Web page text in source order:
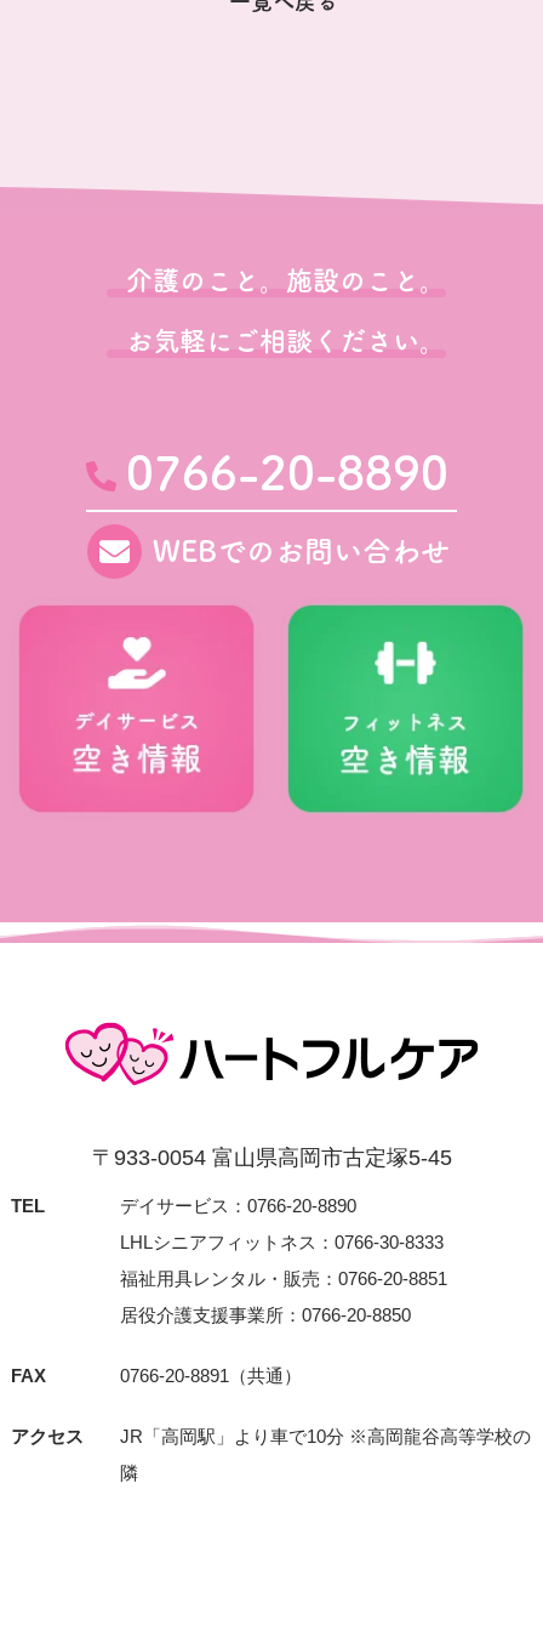
介護のこと。施設のこと。
お気軽にご相談ください。
0766-20-8890
WEBでのお問い合わせ
〒933-0054 富⼭県⾼岡市古定塚5-45
TEL
デイサービス：0766-20-8890
LHLシニアフィットネス：0766-30-8333
福祉用具レンタル・販売：0766-20-8851
居役介護支援事業所：0766-20-8850
FAX 0766-20-8891（共通）
アクセス
JR「⾼岡駅」より⾞で10分 ※⾼岡⿓⾕⾼等学校の
隣